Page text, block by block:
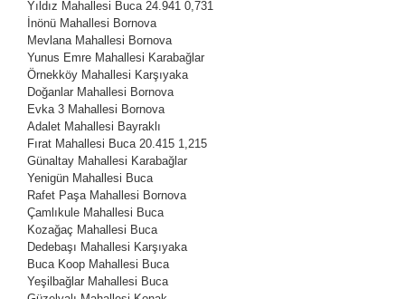
Yıldız Mahallesi Buca 24.941 0,731
İnönü Mahallesi Bornova
Mevlana Mahallesi Bornova
Yunus Emre Mahallesi Karabağlar
Örnekköy Mahallesi Karşıyaka
Doğanlar Mahallesi Bornova
Evka 3 Mahallesi Bornova
Adalet Mahallesi Bayraklı
Fırat Mahallesi Buca 20.415 1,215
Günaltay Mahallesi Karabağlar
Yenigün Mahallesi Buca
Rafet Paşa Mahallesi Bornova
Çamlıkule Mahallesi Buca
Kozağaç Mahallesi Buca
Dedebaşı Mahallesi Karşıyaka
Buca Koop Mahallesi Buca
Yeşilbağlar Mahallesi Buca